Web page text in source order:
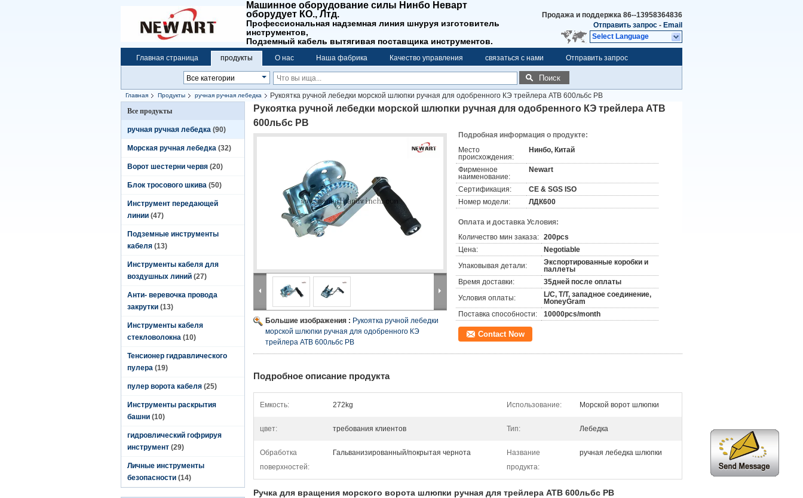
Машинное оборудование силы Нинбо Неварт
оборудует КО., Лтд.
Профессиональная надземная линия шнуруя изготовитель
инструментов,
Подземный кабель вытягивая поставщика инструментов.
Продажа и поддержка 86--13958364836
Отправить запрос - Email
Select Language
Главная страница продукты О нас Наша фабрика Качество управления связаться с нами Отправить запрос
Поиск
Главная Продукты ручная ручная лебедка
Рукоятка ручной лебедки морской шлюпки ручная для одобренного КЭ трейлера АТВ 600льбс РВ
Все продукты
ручная ручная лебедка (90)
Морская ручная лебедка (32)
Ворот шестерни червя (20)
Блок тросового шкива (50)
Инструмент передающей
линии (47)
Подземные инструменты
кабеля (13)
Инструменты кабеля для
воздушных линий (27)
Анти- веревочка провода
закрутки (13)
Инструменты кабеля
стекловолокна (10)
Тенсионер гидравлического
пулера (19)
пулер ворота кабеля (25)
Инструменты раскрытия
башни (10)
гидровлический гофрируя
инструмент (29)
Личные инструменты
безопасности (14)
Рукоятка ручной лебедки морской шлюпки ручная для одобренного КЭ трейлера АТВ
600льбс РВ
Большие изображения : Рукоятка ручной лебедки
морской шлюпки ручная для одобренного КЭ
трейлера АТВ 600льбс РВ
Подробная информация о продукте:
Место
происхождения:
Нинбо, Китай
Фирменное
наименование:
Newart
Сертификация:
CE & SGS ISO
Номер модели:
ЛДК600
Оплата и доставка Условия:
Количество мин заказа: 200pcs
Цена:
Negotiable
Упаковывая детали:
Экспортированные коробки и
паллеты
Время доставки:
35дней после оплаты
Условия оплаты:
L/C, T/T, западное соединение,
MoneyGram
Поставка способности:
10000pcs/month
Contact Now
Подробное описание продукта
Емкость: 272kg Использование: Морской ворот шлюпки
цвет: требования клиентов Тип: Лебедка
Обработка
поверхностей:
Гальванизированный/покрытая чернота
Название
продукта:
ручная лебедка шлюпки
Ручка для вращения морского ворота шлюпки ручная для трейлера АТВ 600льбс РВ